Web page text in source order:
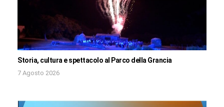
Storia, cultura e spettacolo al Parco della Grancia
7 Agosto 2026